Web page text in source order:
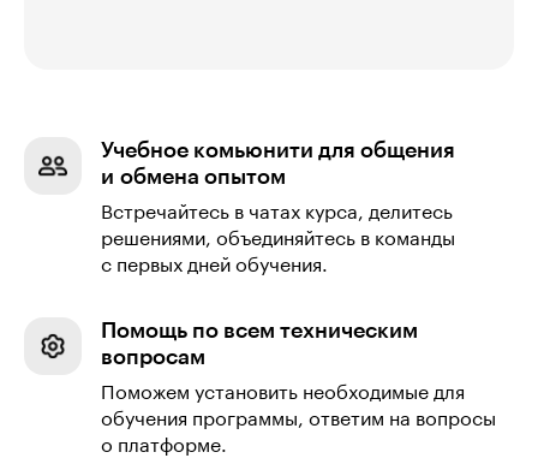
Учебное комьюнити для общения
и обмена опытом
Встречайтесь в чатах курса, делитесь
решениями, объединяйтесь в команды
с первых дней обучения.
Помощь по всем техническим
вопросам
Поможем установить необходимые для
обучения программы, ответим на вопросы
о платформе.